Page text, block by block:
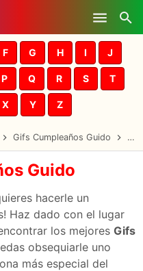
F G H I J
P Q R S T
X Y Z
Gifs Cumpleaños Guido
Guido
hacerle un
Haz dado con el lugar
los mejores Gifs
obsequiarle uno
más especial del